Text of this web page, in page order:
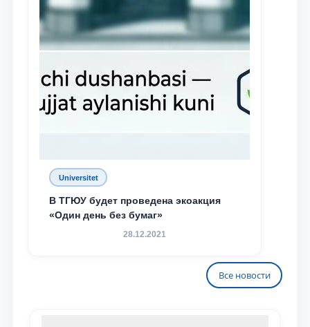
Universitet
В ТГЮУ будет проведена экоакция
«Один день без бумаг»
28.12.2021
Все новости